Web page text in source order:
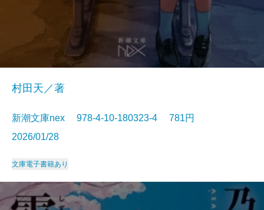
村田天／著
新潮文庫nex 978-4-10-180323-4 781円
2026/01/28
文庫電子書籍あり